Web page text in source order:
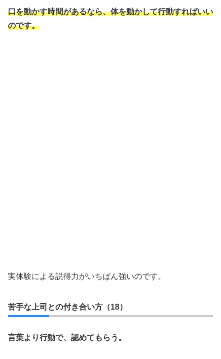
口を動かす時間があるなら、体を動かして行動すればいい
のです。
実体験による説得力がいちばん強いのです。
苦手な上司との付き合い方（18）
言葉より行動で、認めてもらう。